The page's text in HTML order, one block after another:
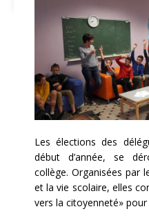
Les élections des
début d’année, se
collège. Organisées par
et la vie scolaire, elles
vers la citoyenneté» pour